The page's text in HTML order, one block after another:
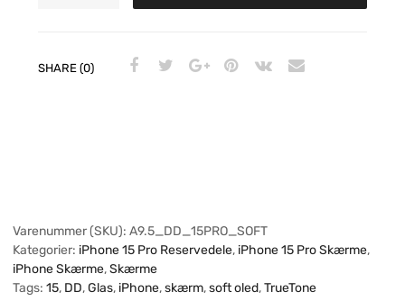
SHARE (0)
Varenummer (SKU): A9.5_DD_15PRO_SOFT
Kategorier: iPhone 15 Pro Reservedele, iPhone 15 Pro Skærme,
iPhone Skærme,Skærme
Tags: 15, DD,Glas, iPhone,skærm,soft oled,TrueTone